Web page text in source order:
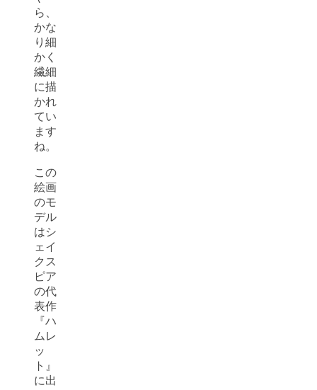
ら、
かな
り細
かく
繊細
に描
かれ
てい
ます
ね。
この
絵画
のモ
デル
はシ
ェイ
クス
ピア
の代
表作
『ハ
ムレ
ッ
ト』
に出